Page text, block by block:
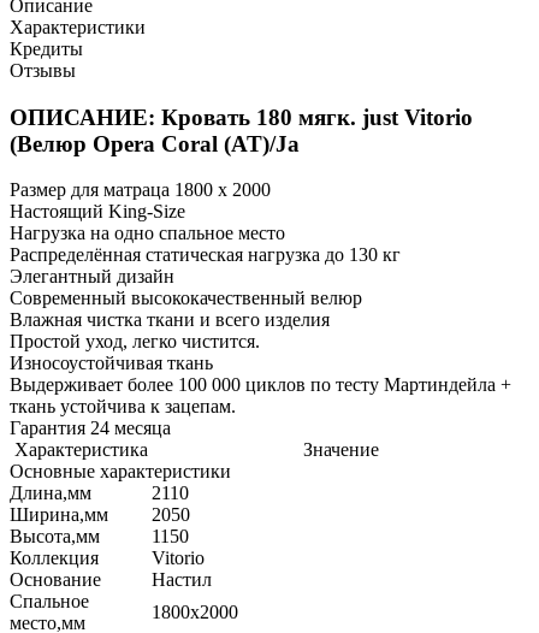
Описание
Характеристики
Кредиты
Отзывы
ОПИСАНИЕ: Кровать 180 мягк. just Vitorio
(Велюр Opera Coral (AT)/Ja
Размер для матраца 1800 x 2000
Настоящий King-Size
Нагрузка на одно спальное место
Распределённая статическая нагрузка до 130 кг
Элегантный дизайн
Современный высококачественный велюр
Влажная чистка ткани и всего изделия
Простой уход, легко чистится.
Износоустойчивая ткань
Выдерживает более 100 000 циклов по тесту Мартиндейла +
ткань устойчива к зацепам.
Гарантия 24 месяца
Характеристика
Значение
Основные характеристики
Длина,мм
2110
Ширина,мм
2050
Высота,мм
1150
Коллекция
Vitorio
Основание
Настил
Спальное
место,мм
1800х2000